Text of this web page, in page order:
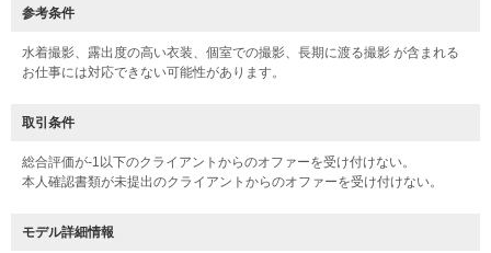
参考条件
水着撮影、露出度の高い衣装、個室での撮影、長期に渡る撮影 が含まれる
お仕事には対応できない可能性があります。
取引条件
総合評価が-1以下のクライアントからのオファーを受け付けない。
本人確認書類が未提出のクライアントからのオファーを受け付けない。
モデル詳細情報